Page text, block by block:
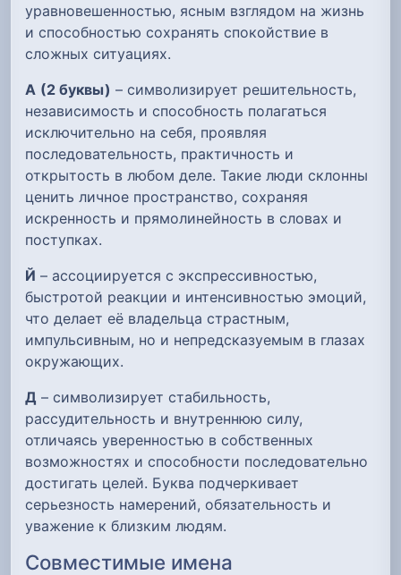
уравновешенностью, ясным взглядом на жизнь
и способностью сохранять спокойствие в
сложных ситуациях.
А (2 буквы) – символизирует решительность,
независимость и способность полагаться
исключительно на себя, проявляя
последовательность, практичность и
открытость в любом деле. Такие люди склонны
ценить личное пространство, сохраняя
искренность и прямолинейность в словах и
поступках.
Й – ассоциируется с экспрессивностью,
быстротой реакции и интенсивностью эмоций,
что делает её владельца страстным,
импульсивным, но и непредсказуемым в глазах
окружающих.
Д – символизирует стабильность,
рассудительность и внутреннюю силу,
отличаясь уверенностью в собственных
возможностях и способности последовательно
достигать целей. Буква подчеркивает
серьезность намерений, обязательность и
уважение к близким людям.
Совместимые имена